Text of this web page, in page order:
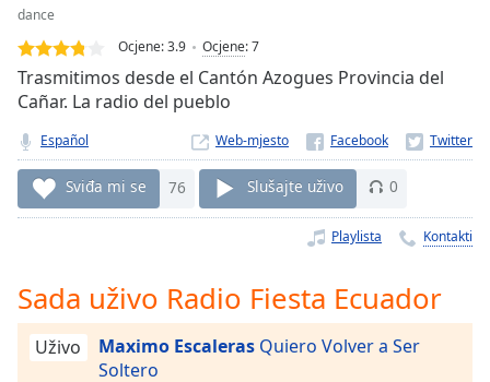
Loaded:
0.00%
Stream
Seek to
live,
currently
behind
liveLIVE
Playback
dance
Ocjene:3.9 Ocjene:7
Trasmitimos desde el Cantón Azogues Provincia del
Cañar. La radio del pueblo
Español Web-mjesto
Sviđa mi se 76 Slušajte uživo 0
Playlista Kontakti
Sada uživo Radio Fiesta Ecuador
Uživo Maximo Escaleras Quiero Volver a Ser
Soltero